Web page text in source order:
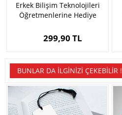
Erkek Bilişim Teknolojileri
Öğretmenlerine Hediye
299,90 TL
BUNLAR DA İLGINIZI ÇEKEBILIR !